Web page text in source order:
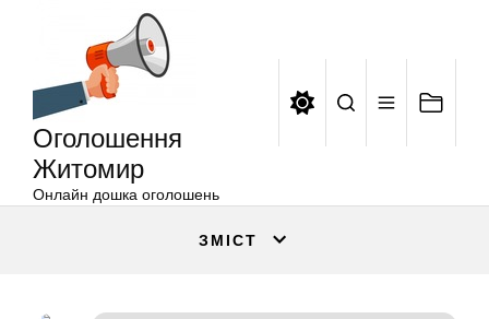
Оголошення
Житомир
Онлайн дошка оголошень
ЗМІСТ